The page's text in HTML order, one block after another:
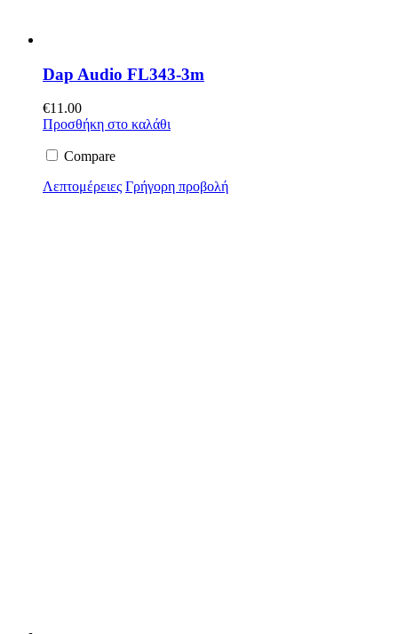
Dap Audio FL343-3m
€11.00
Προσθήκη στο καλάθι
Compare
Λεπτομέρειες Γρήγορη προβολή